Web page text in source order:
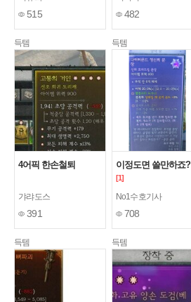
할까요?
515 482
득템
4어픽 한손철퇴
갸랴도스
391
득템
이정도면 쓸만하죠?
[1]
No1수호기사
708
득템 득템